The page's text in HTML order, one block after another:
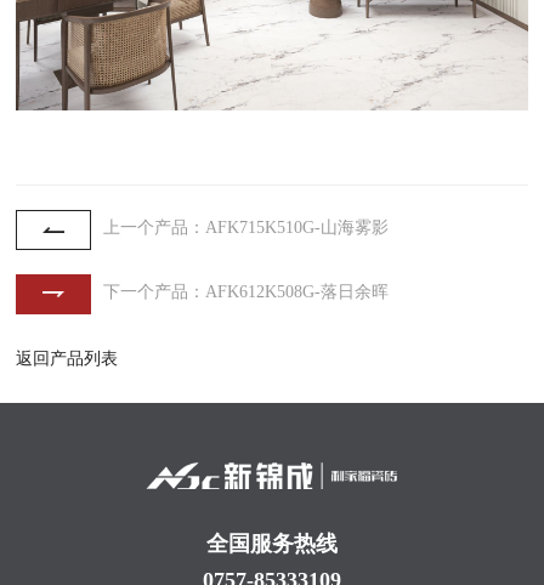
上一个产品：AFK715K510G-山海雾影
下一个产品：AFK612K508G-落日余晖
返回产品列表
全国服务热线
0757-85333109